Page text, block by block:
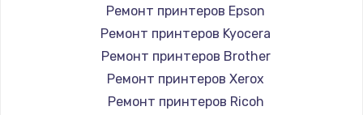
Замена GPS модуля
880 руб.
Заказать
Устранение ошибок
Ремонт принтеров Epson
Ремонт принтеров Kyocera
Ремонт принтеров Brother
Ремонт принтеров Xerox
Ремонт принтеров Ricoh